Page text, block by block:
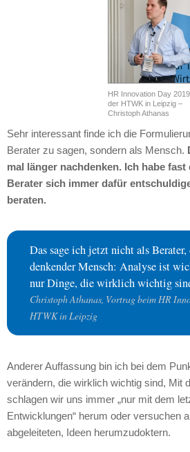
HR Innovation Day
der HTWK in Leipzig –
Christoph Athanas
Sehr interessant finde ich die
Berater zu sagen, sondern als Mensch.
mal länger nachdenken. Ich habe
Berater sich immer dafür
beraten.
Das sage ich jetzt nicht als Berater,
denkender Mensch: Analyse ist
nur Dinge, die wirklich wichtig
Christoph Athanas, Vortrag beim HR
HTWK in Leipzig
Anderer Auffassung bin ich bei dem
verändern, die wirklich wichtig sind, Mit
schlagen wir uns immer „nur mit dem
Entwicklungen“ herum oder versuchen
abgeleiteten, Ideen herumzudoktern.